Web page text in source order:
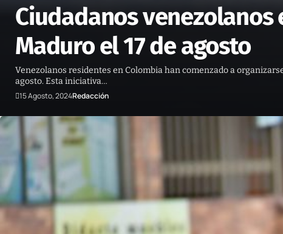
Ciudadanos
Maduro el 17 de agosto
Venezolanos residentes en Colombia han comenzado a
agosto. Esta iniciativa…
15 Agosto, 2024Redacción